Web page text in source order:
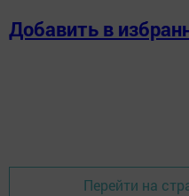
Добавить в
Перейти на